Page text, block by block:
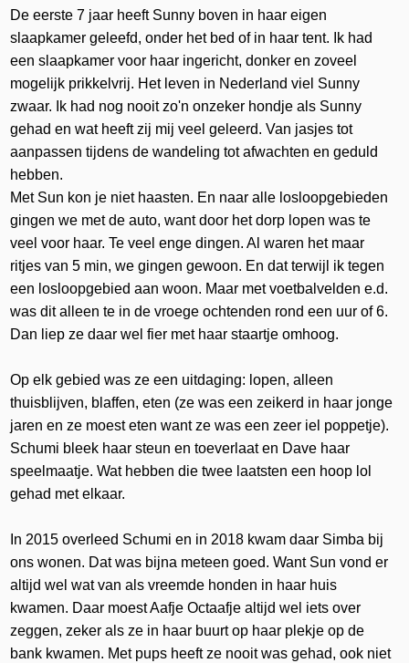
De eerste 7 jaar heeft Sunny boven in haar eigen
slaapkamer geleefd, onder het bed of in haar tent. Ik had
een slaapkamer voor haar ingericht, donker en zoveel
mogelijk prikkelvrij. Het leven in Nederland viel Sunny
zwaar. Ik had nog nooit zo'n onzeker hondje als Sunny
gehad en wat heeft zij mij veel geleerd. Van jasjes tot
aanpassen tijdens de wandeling tot afwachten en geduld
hebben.
Met Sun kon je niet haasten. En naar alle losloopgebieden
gingen we met de auto, want door het dorp lopen was te
veel voor haar. Te veel enge dingen. Al waren het maar
ritjes van 5 min, we gingen gewoon. En dat terwijl ik tegen
een losloopgebied aan woon. Maar met voetbalvelden e.d.
was dit alleen te in de vroege ochtenden rond een uur of 6.
Dan liep ze daar wel fier met haar staartje omhoog.
Op elk gebied was ze een uitdaging: lopen, alleen
thuisblijven, blaffen, eten (ze was een zeikerd in haar jonge
jaren en ze moest eten want ze was een zeer iel poppetje).
Schumi bleek haar steun en toeverlaat en Dave haar
speelmaatje. Wat hebben die twee laatsten een hoop lol
gehad met elkaar.
In 2015 overleed Schumi en in 2018 kwam daar Simba bij
ons wonen. Dat was bijna meteen goed. Want Sun vond er
altijd wel wat van als vreemde honden in haar huis
kwamen. Daar moest Aafje Octaafje altijd wel iets over
zeggen, zeker als ze in haar buurt op haar plekje op de
bank kwamen. Met pups heeft ze nooit was gehad, ook niet